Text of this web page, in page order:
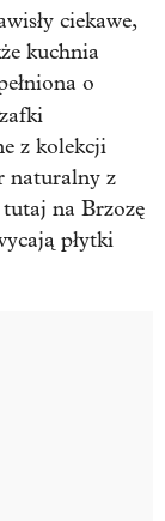
ciekawe,
kuchnia
o
z kolekcji
naturalny z
na Brzozę
płytki